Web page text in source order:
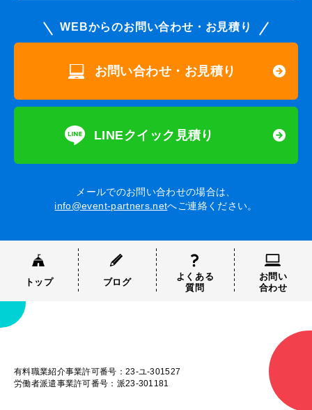
WEBからのお問い合わせ・お見積り
お問い合わせ・お見積り
LINEクイック見積り
メールでのお問い合わせの場合は、
info@event-partners.netへご連絡ください。
トップ ブログ
よくある
質問
お問い
合わせ
有料職業紹介事業許可番号：23-ユ-301527
労働者派遣事業許可番号：派23-301181